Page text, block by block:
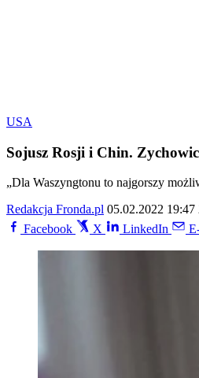
USA
Sojusz Rosji i Chin.
„Dla Waszyngtonu to najgorszy
Redakcja Fronda.pl 05.02.2022 19:47
Facebook
X LinkedIn